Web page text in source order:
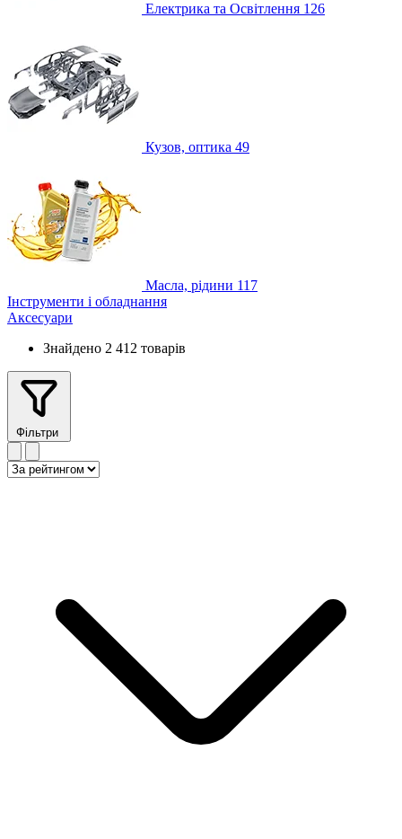
Електрика та Освітлення 126
Кузов, оптика 49
Масла, рідини 117
Інструменти і обладнання
Аксесуари
Знайдено 2 412 товарів
Фільтри